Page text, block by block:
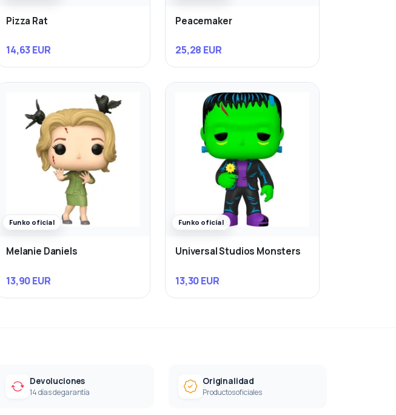
Pizza Rat
14,63 EUR
Peacemaker
25,28 EUR
Funko oficial
Melanie Daniels
13,90 EUR
Funko oficial
Universal Studios Monsters
13,30 EUR
Devoluciones
14 días de garantía
Originalidad
Productos oficiales